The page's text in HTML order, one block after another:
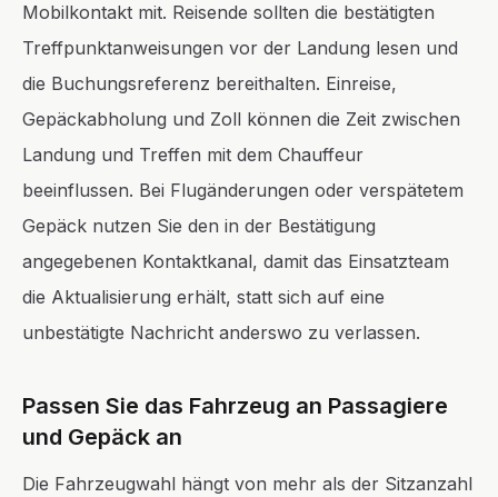
Mobilkontakt mit. Reisende sollten die bestätigten
Treffpunktanweisungen vor der Landung lesen und
die Buchungsreferenz bereithalten. Einreise,
Gepäckabholung und Zoll können die Zeit zwischen
Landung und Treffen mit dem Chauffeur
beeinflussen. Bei Flugänderungen oder verspätetem
Gepäck nutzen Sie den in der Bestätigung
angegebenen Kontaktkanal, damit das Einsatzteam
die Aktualisierung erhält, statt sich auf eine
unbestätigte Nachricht anderswo zu verlassen.
Passen Sie das Fahrzeug an Passagiere
und Gepäck an
Die Fahrzeugwahl hängt von mehr als der Sitzanzahl